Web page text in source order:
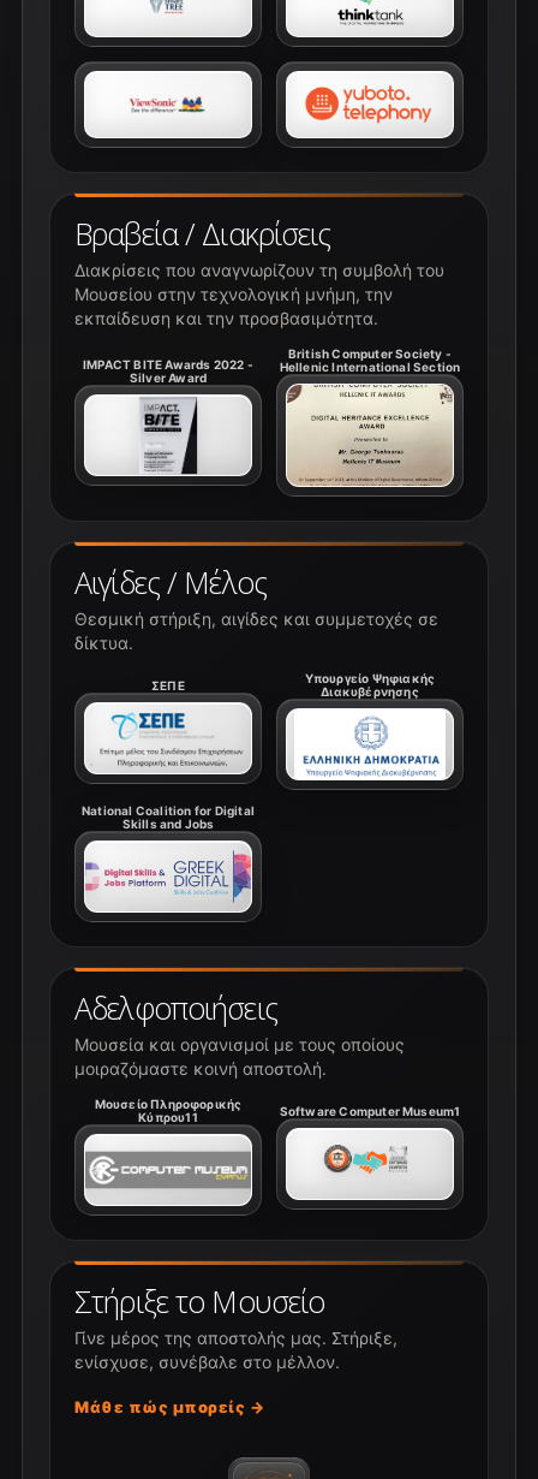
Αδελφοποιήσεις
Μουσεία και οργανισμοί με τους οποίους
μοιραζόμαστε κοινή αποστολή.
Μουσείο Πληροφορικής
Κύπρου11
Software Computer Museum1
Αιγίδες / Μέλος
Θεσμική στήριξη, αιγίδες και συμμετοχές σε
δίκτυα.
ΣΕΠΕ
Υπουργείο Ψηφιακής
Διακυβέρνησης
National Coalition for Digital
Skills and Jobs
Βραβεία / Διακρίσεις
Διακρίσεις που αναγνωρίζουν τη συμβολή του
Μουσείου στην τεχνολογική μνήμη, την
εκπαίδευση και την προσβασιμότητα.
IMPACT BITE Awards 2022 -
Silver Award
British Computer Society -
Hellenic International Section
Στήριξε το Μουσείο
Γίνε μέρος της αποστολής μας. Στήριξε,
ενίσχυσε, συνέβαλε στο μέλλον.
Μάθε πώς μπορείς →